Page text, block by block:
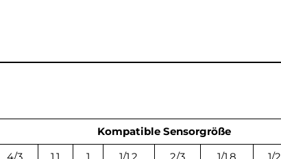
Kompatible Sensorgröße